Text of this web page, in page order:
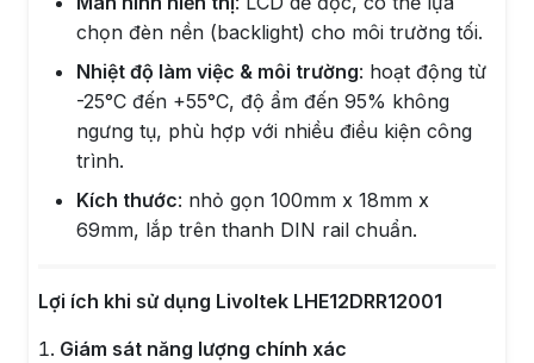
chọn đèn nền (backlight) cho môi trường tối.
Nhiệt độ làm việc & môi trường: hoạt động từ
-25°C đến +55°C, độ ẩm đến 95% không
ngưng tụ, phù hợp với nhiều điều kiện công
trình.
Kích thước: nhỏ gọn 100mm x 18mm x
69mm, lắp trên thanh DIN rail chuẩn.
Lợi ích khi sử dụng Livoltek LHE12DRR12001
Giám sát năng lượng chính xác